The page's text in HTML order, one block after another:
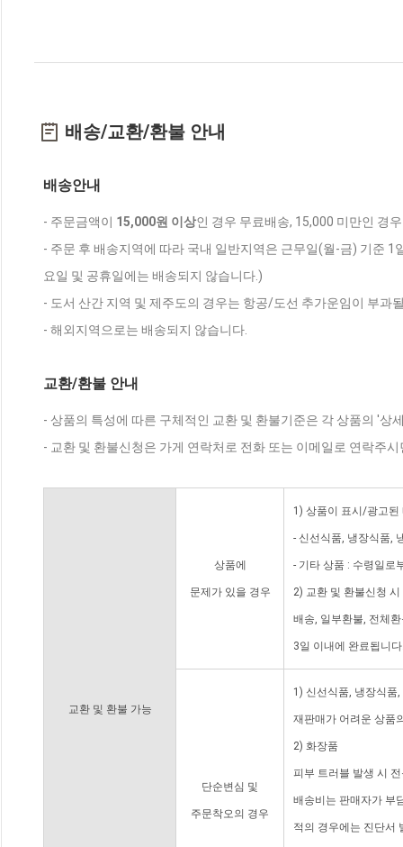
배송/교환/환불 안내
배송안내
- 주문금액이 15,000원 이상인 경우 무료배송, 15,000 미만인 경
- 주문 후 배송지역에 따라 국내 일반지역은 근무일(월-금) 기준
요일 및 공휴일에는 배송되지 않습니다.)
- 도서 산간 지역 및 제주도의 경우는 항공/도선 추가운임이 부과
- 해외지역으로는 배송되지 않습니다.
교환/환불 안내
- 상품의 특성에 따른 구체적인 교환 및 환불기준은 각 상품의 '상
- 교환 및 환불신청은 가게 연락처로 전화 또는 이메일로 연락주
교환 및 환불 가능
상품에
문제가 있을 경우
1) 상품이 표시/광고된
- 신선식품, 냉장식품,
- 기타 상품 : 수령일로
2) 교환 및 환불신청
배송, 일부환불, 전체
3일 이내에 완료됩니
단순변심 및
주문착오의 경우
1) 신선식품, 냉장식품
재판매가 어려운 상품
2) 화장품
피부 트러블 발생 시
배송비는 판매자가 부
적의 경우에는 진단서